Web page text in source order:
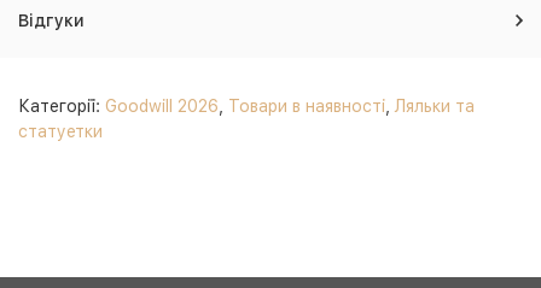
Відгуки
Категорії: Goodwill 2026 Товари в наявності Ляльки та
статуетки